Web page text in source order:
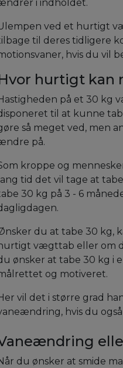
i indholdet.
ved et hurtigt
til deres tidligere
hvis du vil
hurtigt kan
på et 30 kg
til at kunne
så meget ved, men
på.
kroppe og
lang tid det vil tage at
30 kg på 3 - 6
du at tabe 30 kg,
vægttab eller om
ønsker at tabe 30 kg i
og motiveret.
vil det i større grad
hvis du
du ønsker at smide